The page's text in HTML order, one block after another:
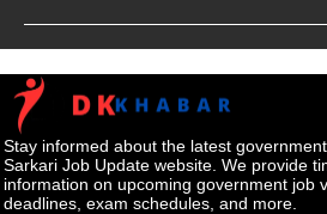
Stay informed about the latest
Sarkari Job Update website. We provide
information on upcoming government job
deadlines, exam schedules, and more.